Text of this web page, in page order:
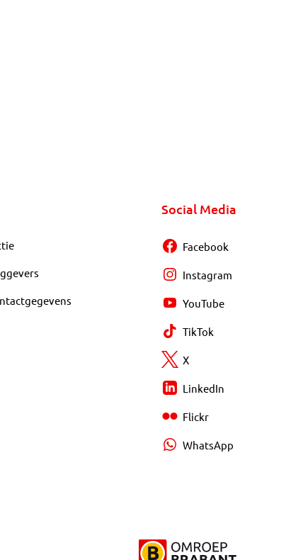
Social Media
Facebook
Instagram
YouTube
TikTok
X
LinkedIn
Flickr
WhatsApp